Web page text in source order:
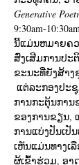
Generative
9:30am-
ນີ້ແມ່ນຫມາຍຄ
ສົ່ງເສີມການປະ
ຂະນະທີ່ຍັງສ້າງ
ການ​ກະ​ຕຸ້ນ​ການ​
ຂອງ​ການ​ຂຽນ​,
ການແບ່ງປັນເປັ
ເຫັນແມ່ນທາງເ
ຜູ້ເຂົ້າຮ່ວມ, ອາ